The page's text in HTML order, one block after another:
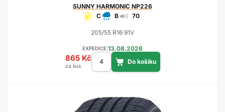
SUNNY HARMONIC NP226
C
B 70
205/55 R16 91V
EXPEDICE:13.08.2026
865 Kč
za kus